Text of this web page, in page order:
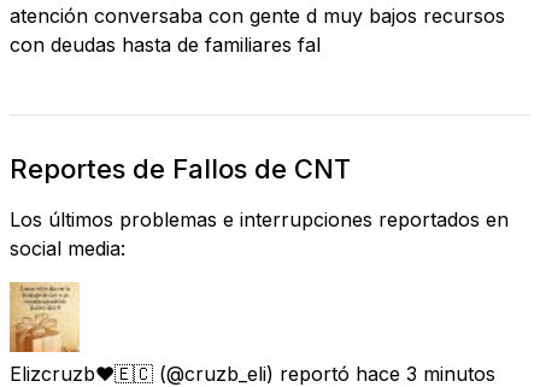
atención conversaba con gente d muy bajos recursos
con deudas hasta de familiares fal
Reportes de Fallos de CNT
Los últimos problemas e interrupciones reportados en
social media:
Elizcruzb❤️🇪🇨 (@cruzb_eli) reportó hace 3 minutos